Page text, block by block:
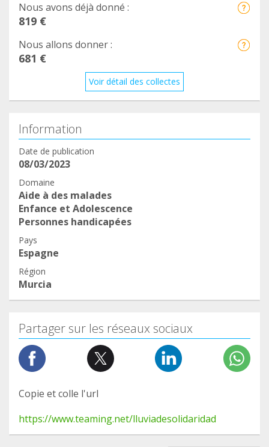
Nous avons déjà donné :
819 €
Nous allons donner :
681 €
Voir détail des collectes
Information
Date de publication
08/03/2023
Domaine
Aide à des malades
Enfance et Adolescence
Personnes handicapées
Pays
Espagne
Région
Murcia
Partager sur les réseaux sociaux
Copie et colle l'url
https://www.teaming.net/lluviadesolidaridad